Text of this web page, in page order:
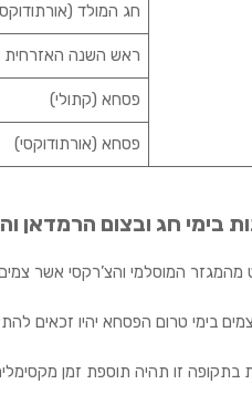
חג המולד
ראש השנה האזרחית
פסחא (קתולי)
פסחא (אורתודוקסי)
בימי חג ובצום הרמדאן
מהמגזר המוסלמי והצ’רקסי אשר
בימי טרום הפסחא יהיו זכאים
של 30 דקות למבחן. אין התאמות כפולות, סטודנט/ית שמקבל/ת תוספת זמן בגין התאמה כלשהיא, לא ת/יהיה